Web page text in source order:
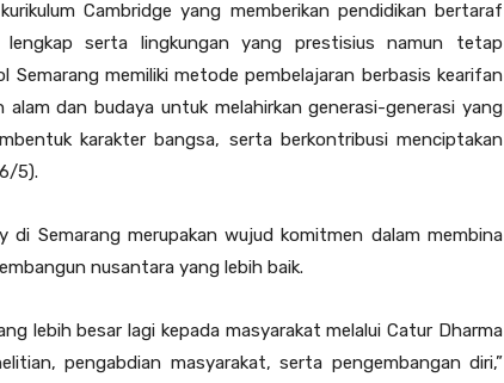
Cambridge yang memberikan pendidikan bertaraf
serta lingkungan yang prestisius namun tetap
Semarang memiliki metode pembelajaran berbasis kearifan
dan budaya untuk melahirkan generasi-generasi yang
karakter bangsa, serta berkontribusi menciptakan
5).
di Semarang merupakan wujud komitmen dalam membina
nusantara yang lebih baik.
lebih besar lagi kepada masyarakat melalui Catur Dharma
pengabdian masyarakat, serta pengembangan diri,”